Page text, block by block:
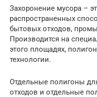
Захоронение мусора –
распространенных
бытовых отходов,
Производится на
этого площадях,
технологии.
Отдельные полигоны
отходов и отдельные